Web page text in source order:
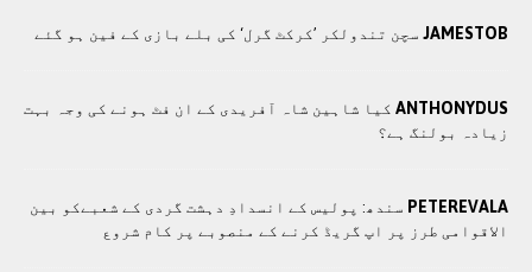
JAMESTOB سچن تندولکر ’کرکٹ گرل‘ کی بلے بازی کے فین ہو گئے
ANTHONYDUS کیا شاہین شاہ آفریدی کے ان فٹ ہونے کی وجہ بہت
زیادہ بولنگ ہے؟
PETEREVALA سندھ: پوليس کے انسدادِ دہشت گردی کے شعبےکو بین
الاقوامی طرز پر اپ گریڈ کرنے کے منصوبے پر کام شروع